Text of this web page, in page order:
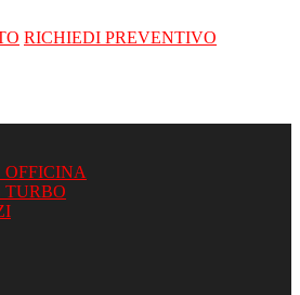
RICHIEDI PREVENTIVO
OFFICINA
TURBO